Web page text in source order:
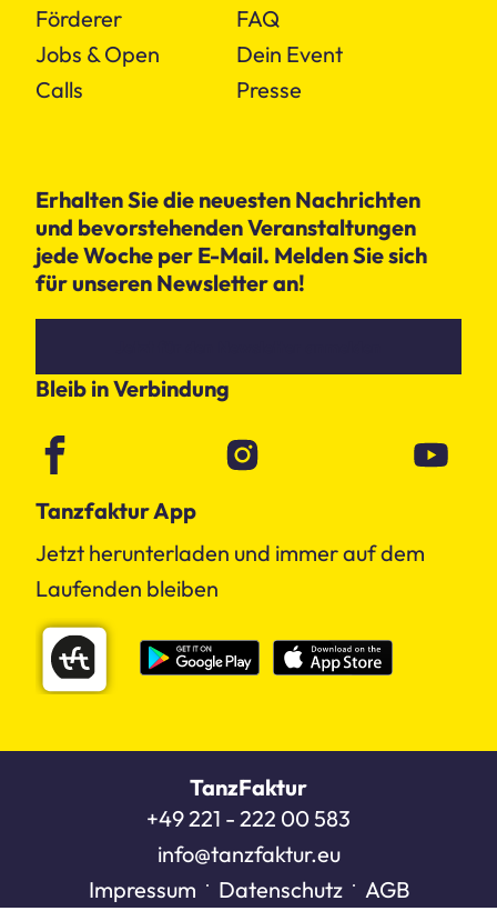
Förderer
Jobs & Open
Calls
FAQ
Dein Event
Presse
Erhalten Sie die neuesten Nachrichten
und bevorstehenden Veranstaltungen
jede Woche per E-Mail. Melden Sie sich
für unseren Newsletter an!
Bleib in Verbindung
Tanzfaktur App
Jetzt herunterladen und immer auf dem
Laufenden bleiben
TanzFaktur
+49 221 - 222 00 583
info@tanzfaktur.eu
Impressum
Datenschutz AGB